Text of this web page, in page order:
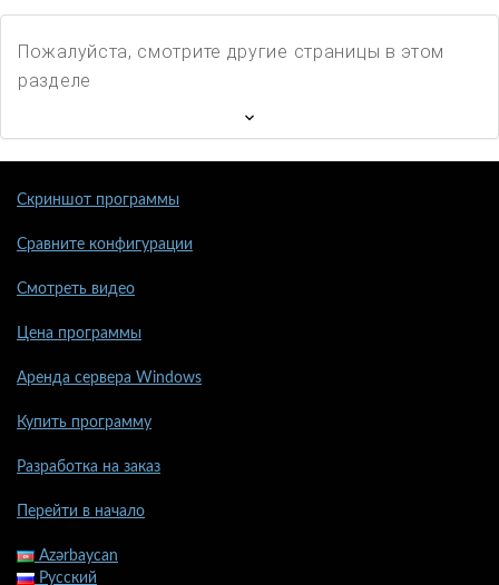
Пожалуйста, смотрите другие страницы в этом
разделе
Скриншот программы
Сравните конфигурации
Смотреть видео
Цена программы
Аренда сервера Windows
Купить программу
Разработка на заказ
Перейти в начало
Azərbaycan
Русский